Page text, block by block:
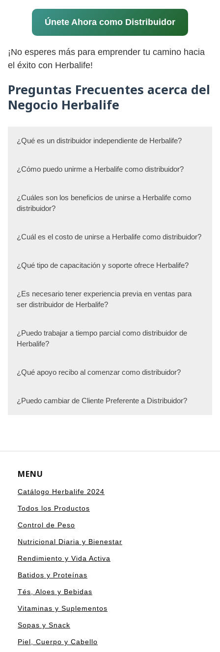
Únete Ahora como Distribuidor
¡No esperes más para emprender tu camino hacia
el éxito con Herbalife!
Preguntas Frecuentes acerca del
Negocio Herbalife
¿Qué es un distribuidor independiente de Herbalife?
¿Cómo puedo unirme a Herbalife como distribuidor?
¿Cuáles son los beneficios de unirse a Herbalife como
distribuidor?
¿Cuál es el costo de unirse a Herbalife como distribuidor?
¿Qué tipo de capacitación y soporte ofrece Herbalife?
¿Es necesario tener experiencia previa en ventas para
ser distribuidor de Herbalife?
¿Puedo trabajar a tiempo parcial como distribuidor de
Herbalife?
¿Qué apoyo recibo al comenzar como distribuidor?
¿Puedo cambiar de Cliente Preferente a Distribuidor?
MENU
Catálogo Herbalife 2024
Todos los Productos
Control de Peso
Nutricional Diaria y Bienestar
Rendimiento y Vida Activa
Batidos y Proteínas
Tés, Aloes y Bebidas
Vitaminas y Suplementos
Sopas y Snack
Piel, Cuerpo y Cabello